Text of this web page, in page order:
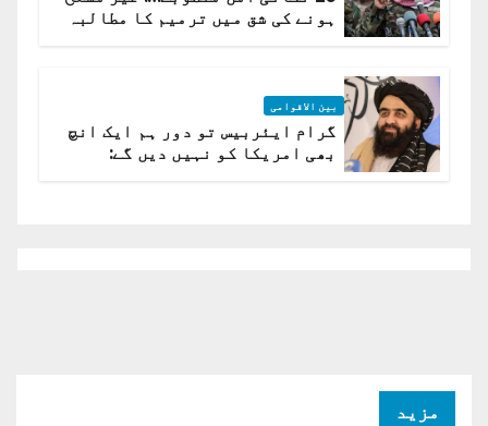
ہونے کی شق میں ترمیم کا مطالبہ
بین الاقوامی
گرام ایئربیس تو دور ہم ایک انچ
بھی امریکا کو نہیں دیں گے:
مزید